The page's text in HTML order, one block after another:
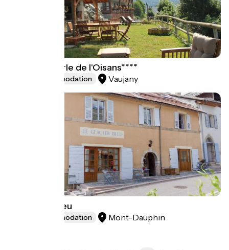
Chalet La Perle de l'Oisans****
Group accommodation Vaujany
Le Glacier Bleu
Group accommodation Mont-Dauphin